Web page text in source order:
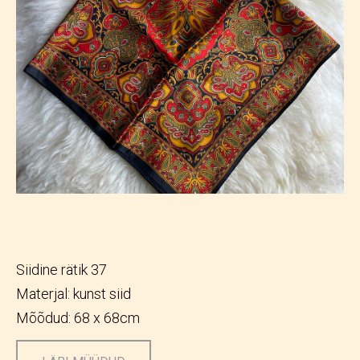
Siidine rätik 37
Materjal: kunst siid
Mõõdud: 68 x 68cm